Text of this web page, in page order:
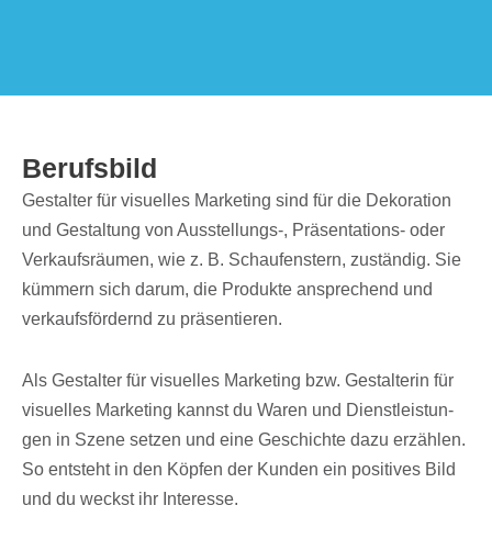
Berufs­bild
Gestal­ter für visu­el­les Marke­ting sind für die Deko­ra­tion
und Gestal­tung von Ausstel­lungs-, Präsen­ta­ti­ons- oder
Verkaufs­räu­men, wie z. B. Schau­fens­tern, zustän­dig. Sie
kümmern sich darum, die Produkte anspre­chend und
verkaufs­för­dernd zu präsentieren.
Als Gestal­ter für visu­el­les Marke­ting bzw. Gestal­te­rin für
visu­el­les Marke­ting kannst du Waren und Dienst­leis­tun­
gen in Szene setzen und eine Geschichte dazu erzäh­len.
So entsteht in den Köpfen der Kunden ein posi­ti­ves Bild
und du weckst ihr Interesse.